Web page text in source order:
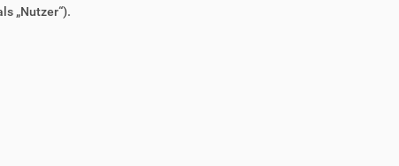
„Nutzer“).